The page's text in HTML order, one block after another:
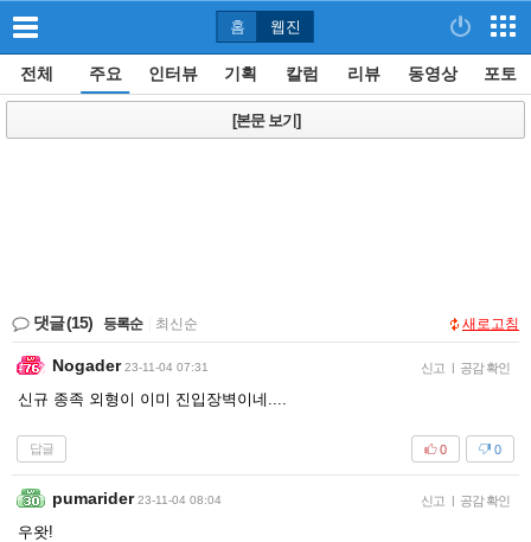
홈 웹진
전체 주요 인터뷰 기획 칼럼 리뷰 동영상 포토
[본문 보기]
댓글(15) 등록순 최신순 새로고침
Nogader 23-11-04 07:31 신고 | 공감 확인
신규 종족 외형이 이미 진입장벽이네....
답글 0
0
pumarider 23-11-04 08:04 신고 | 공감 확인
우왓!